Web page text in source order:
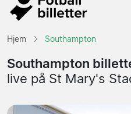
Hjem Southampton
Southampton
live på St Mary's